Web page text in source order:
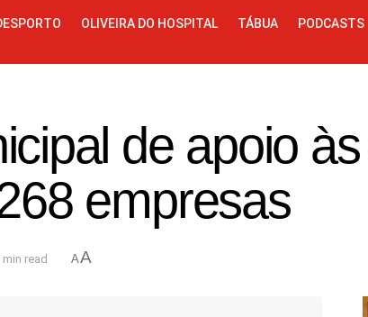
OLIVEIRA DO HOSPITAL TÁBUA PODCASTS
de apoio
empresas
read AA